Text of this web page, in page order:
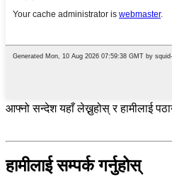
आफ्नो सन्देश यहाँ लेख्नुहोस् र हामीलाई
हामीलाई सम्पर्क गर्नुहोस्